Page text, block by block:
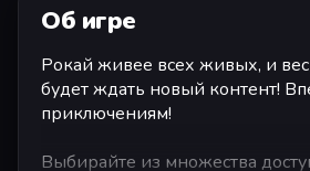
Об игре
Рокай живее всех живых, и
будет ждать новый контент!
приключениям!
Выбирайте из множества